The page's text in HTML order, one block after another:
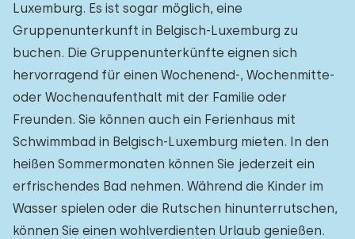
Luxemburg. Es ist sogar möglich, eine
Gruppenunterkunft in Belgisch-Luxemburg zu
buchen. Die Gruppenunterkünfte eignen sich
hervorragend für einen Wochenend-, Wochenmitte-
oder Wochenaufenthalt mit der Familie oder
Freunden. Sie können auch ein Ferienhaus mit
Schwimmbad in Belgisch-Luxemburg mieten. In den
heißen Sommermonaten können Sie jederzeit ein
erfrischendes Bad nehmen. Während die Kinder im
Wasser spielen oder die Rutschen hinunterrutschen,
können Sie einen wohlverdienten Urlaub genießen.